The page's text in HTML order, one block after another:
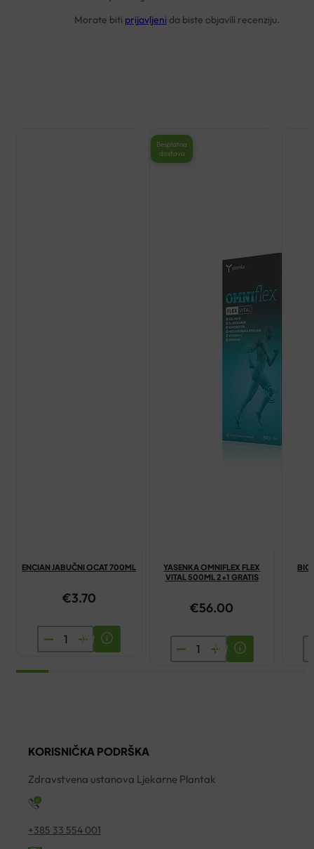
Morate biti prijavljeni da biste objavili recenziju.
ENCIAN JABUČNI OCAT 700ML
€3.70
ENCIAN
JABUČNI
OCAT
YASENKA OMNIFLEX FLEX
VITAL 500ML 2+1 GRATIS
Besplatna
dostava
€56.00
YASENKA
OMNIFLEX
količina
KORISNIČKA PODRŠKA
Zdravstvena ustanova Ljekarne Plantak
+385 33 554 001